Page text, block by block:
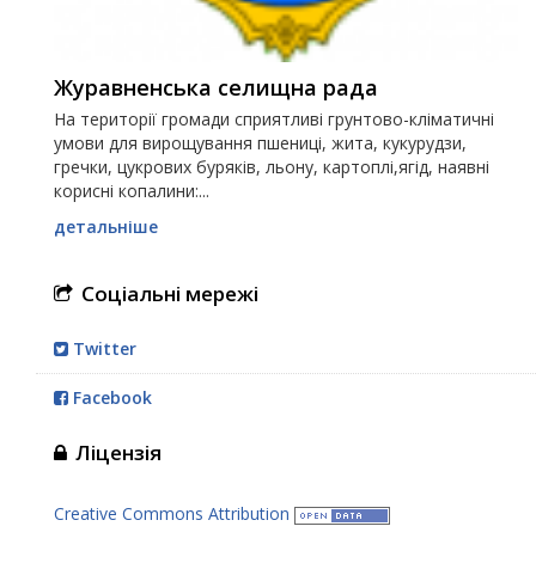
Журавненська селищна рада
На території громади сприятливі грунтово-кліматичні
умови для вирощування пшениці, жита, кукурудзи,
гречки, цукрових буряків, льону, картоплі,ягід, наявні
корисні копалини:...
детальніше
Соціальні мережі
Twitter
Facebook
Ліцензія
Creative Commons Attribution